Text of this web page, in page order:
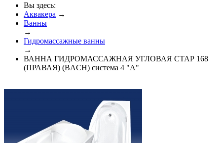
Вы здесь:
Аквакера →
Ванны
→
Гидромассажные ванны
→
ВАННА ГИДРОМАССАЖНАЯ УГЛОВАЯ СТАР 168
(ПРАВАЯ) (BACH) система 4 "А"